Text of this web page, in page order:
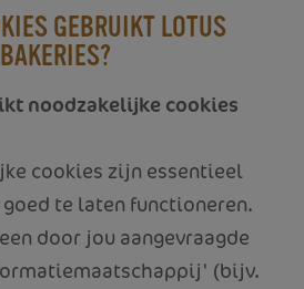
GEBRUIKT LOTUS
BAKERIES?
noodzakelijke cookies
cookies zijn essentieel
te laten functioneren.
door jou aangevraagde
(bijv.